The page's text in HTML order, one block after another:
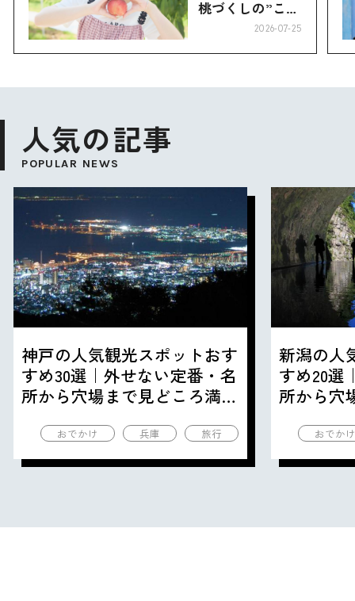
桃づくしの”こお
2026-07-25
人気の記事
POPULAR NEWS
神戸の人気観光スポットおす
すめ30選｜外せない定番・名
所から穴場まで見どころ満載
おでかけ 兵庫 旅行
新潟の人
すめ20選
所から穴
おでか